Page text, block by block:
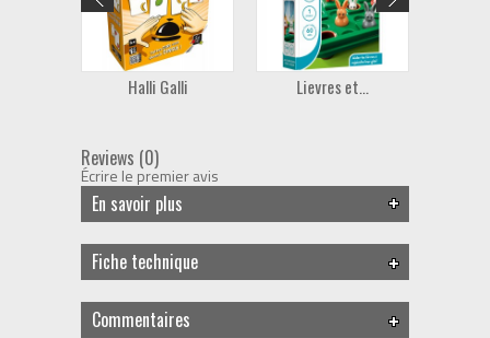
Halli Galli Lievres et...
Reviews (0)
Écrire le premier avis
En savoir plus
Fiche technique
Commentaires